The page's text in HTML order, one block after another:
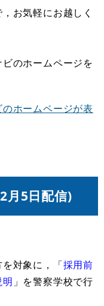
お気軽にお越しく
のホームページを
ホームページが表
2月5日配信)
対象に，「採用前
」を警察学校で行